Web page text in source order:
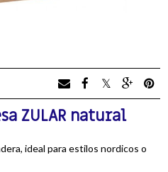
ZULAR natural
ideal para estilos nordicos o